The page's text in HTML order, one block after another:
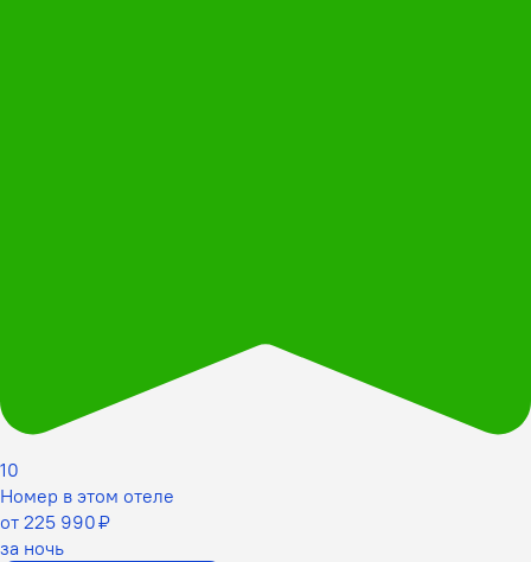
10
Номер в этом отеле
от 225 990 ₽
за ночь